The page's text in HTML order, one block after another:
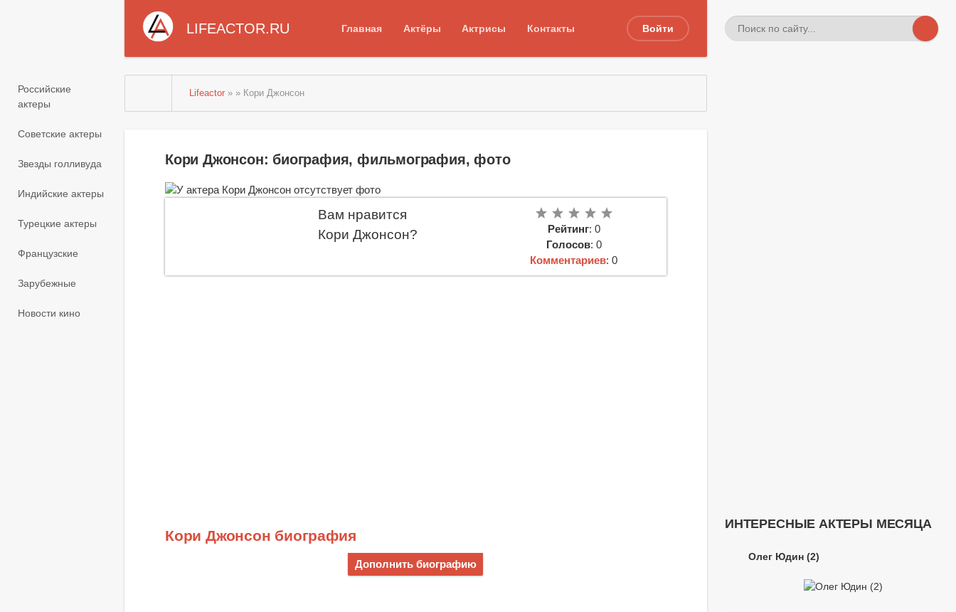
LIFEACTOR.RU Главная Актёры Актрисы Контакты Войти
Российские
актеры
Советские актеры
Звезды голливуда
Индийские актеры
Турецкие актеры
Французские
Зарубежные
Новости кино
Lifeactor » » Кори Джонсон
Кори Джонсон: биография, фильмография, фото
Вам нравится
Кори Джонсон?
Рейтинг: 0
Голосов: 0
Комментариев: 0
Кори Джонсон биография
Дополнить биографию
ИНТЕРЕСНЫЕ АКТЕРЫ МЕСЯЦА
Олег Юдин (2)